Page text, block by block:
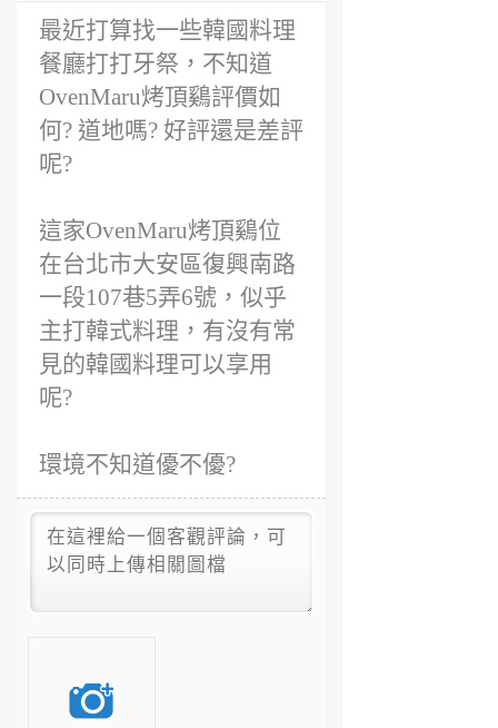
最近打算找一些韓國料理
餐廳打打牙祭，不知道
OvenMaru烤頂鷄評價如
何? 道地嗎? 好評還是差評
呢?
這家OvenMaru烤頂鷄位
在台北市大安區復興南路
一段107巷5弄6號，似乎
主打韓式料理，有沒有常
見的韓國料理可以享用
呢?
環境不知道優不優?